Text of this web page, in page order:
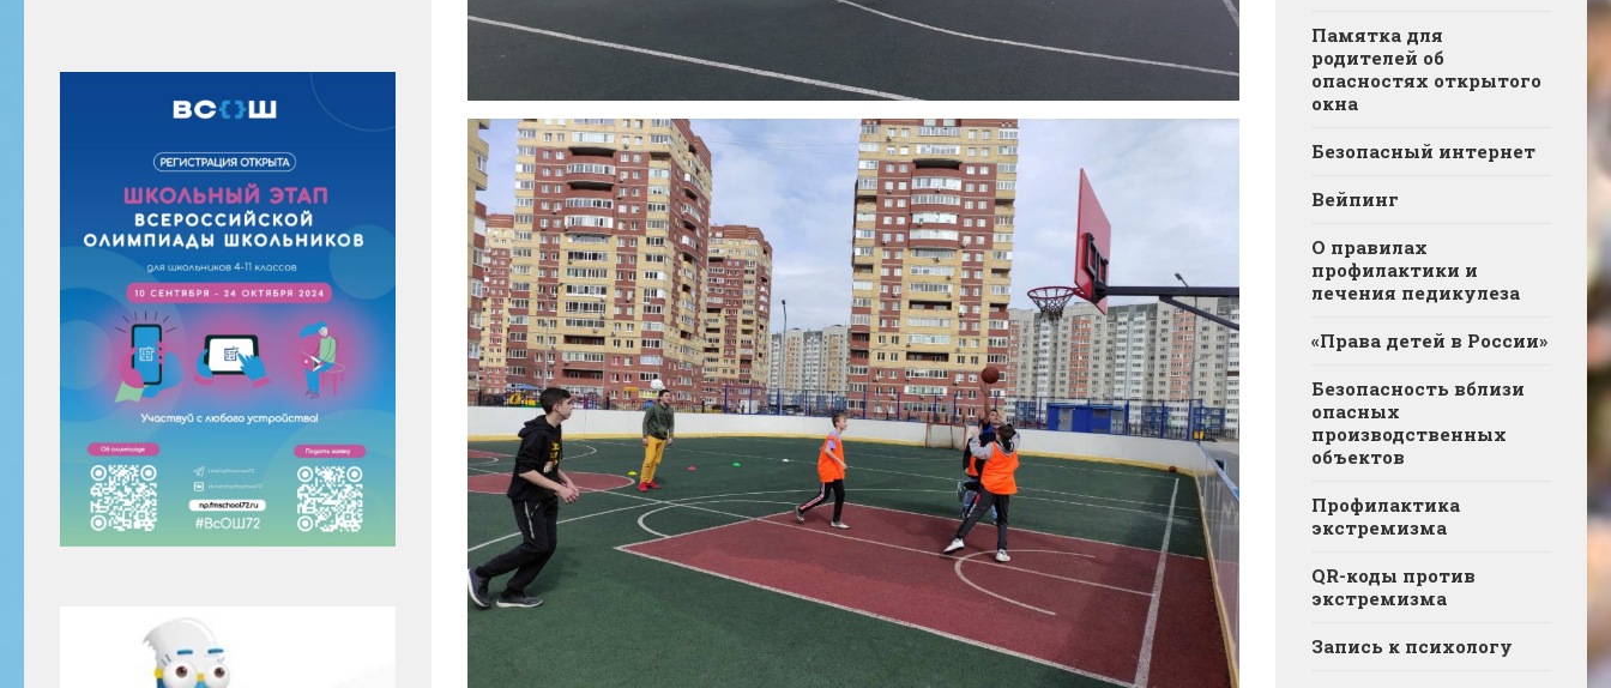
Памятка для
родителей об
опасностях открытого
окна
Безопасный интернет
Вейпинг
О правилах
профилактики и
лечения педикулеза
«Права детей в России»
Безопасность вблизи
опасных
производственных
объектов
Профилактика
экстремизма
QR-коды против
экстремизма
Запись к психологу